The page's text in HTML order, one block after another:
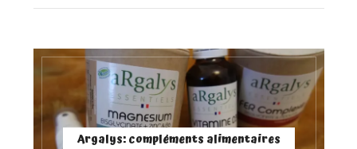
Argalys: compléments alimentaires